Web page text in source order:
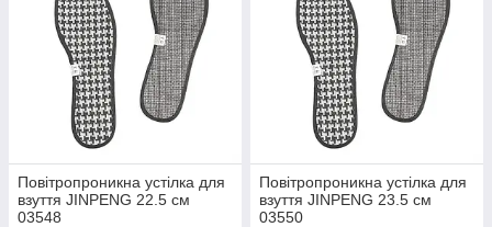
Повітропроникна устілка для
взуття JINPENG 22.5 см
03548
Повітропроникна устілка для
взуття JINPENG 23.5 см
03550